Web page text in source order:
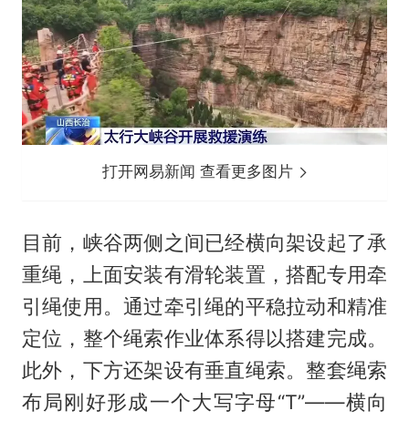
打开网易新闻 查看更多图片
目前，峡谷两侧之间已经横向架设起了承
重绳，上面安装有滑轮装置，搭配专用牵
引绳使用。通过牵引绳的平稳拉动和精准
定位，整个绳索作业体系得以搭建完成。
此外，下方还架设有垂直绳索。整套绳索
布局刚好形成一个大写字母“T”——横向